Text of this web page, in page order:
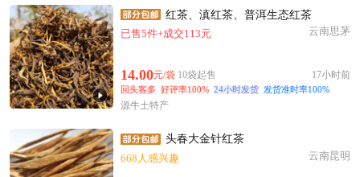
红茶、滇红茶、普洱生态红茶
已售5件+成交113元
云南思茅
14.00元/袋 10袋起售 17小时前
回头客多 好评率100% 24小时发货 发货准时率100%
源牛土特产
头春大金针红茶
668人感兴趣
云南昆明